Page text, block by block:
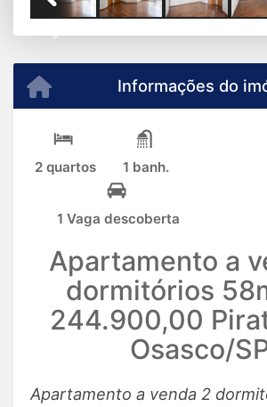
Informações do
2 quartos 1 banh.
1 Vaga descoberta
Apartamento a
dormitórios
244.900,00
Osasco/
Apartamento a venda 2